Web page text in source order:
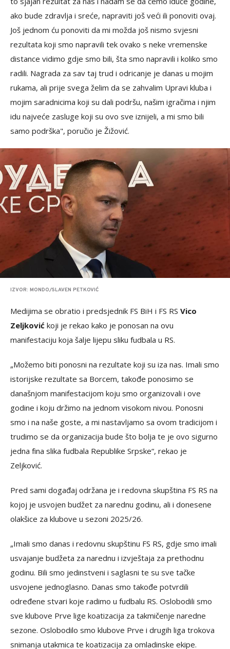
ako bude zdravlja i sreće, napraviti još veći ili ponoviti ovaj.
Još jednom ću ponoviti da mi možda još nismo svjesni
rezultata koji smo napravili tek ovako s neke vremenske
distance vidimo gdje smo bili, šta smo napravili i koliko smo
radili. Nagrada za sav taj trud i odricanje je danas u mojim
rukama, ali prije svega želim da se zahvalim Upravi kluba i
mojim saradnicima koji su dali podršu, našim igračima i njim
idu najveće zasluge koji su ovo sve iznijeli, a mi smo bili
samo podrška", poručio je Žižović.
IZVOR: MONDO/SLAVEN PETKOVIĆ
Medijima se obratio i predsjednik FS BiH i FS RS Vico
Zeljković koji je rekao kako je ponosan na ovu
manifestaciju koja šalje lijepu sliku fudbala u RS.
„Možemo biti ponosni na rezultate koji su iza nas. Imali smo
istorijske rezultate sa Borcem, takođe ponosimo se
današnjom manifestacijom koju smo organizovali i ove
godine i koju držimo na jednom visokom nivou. Ponosni
smo i na naše goste, a mi nastavljamo sa ovom tradicijom i
trudimo se da organizacija bude što bolja te je ovo sigurno
jedna fina slika fudbala Republike Srpske“, rekao je
Zeljković.
Pred sami događaj održana je i redovna skupština FS RS na
kojoj je usvojen budžet za narednu godinu, ali i donesene
olakšice za klubove u sezoni 2025/26.
„Imali smo danas i redovnu skupštinu FS RS, gdje smo imali
usvajanje budžeta za narednu i izvještaja za prethodnu
godinu. Bili smo jedinstveni i saglasni te su sve tačke
usvojene jednoglasno. Danas smo takođe potvrdili
određene stvari koje radimo u fudbalu RS. Oslobodili smo
sve klubove Prve lige koatizacija za takmičenje naredne
sezone. Oslobodilo smo klubove Prve i drugih liga trokova
snimanja utakmica te koatizacija za omladinske ekipe.